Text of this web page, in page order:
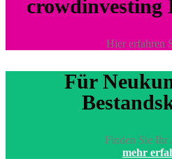
crowdinvesting
Hier erfahren
Für
Finden Sie Ihr
mehr